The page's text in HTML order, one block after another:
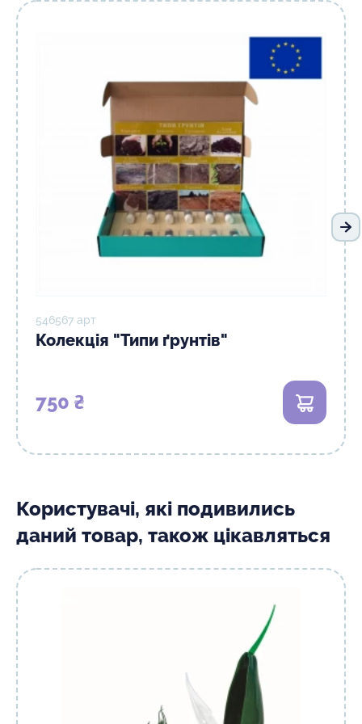
546567 арт
Колекція "Типи ґрунтів"
750 ₴ В кошик
Користувачі, які подивились
даний товар, також цікавляться